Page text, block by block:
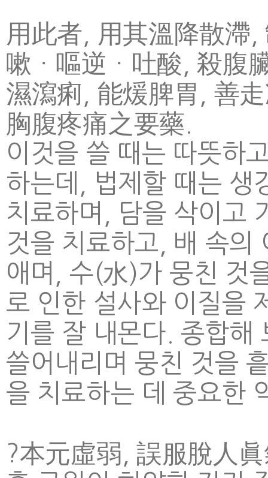
用此者, 用其溫降散滯
嗽ㆍ嘔逆ㆍ吐酸, 殺腹
濕瀉痢, 能煖脾胃, 善
胸腹疼痛之要藥.
이것을 쓸 때는 따뜻하
하는데, 법제할 때는 생
치료하며, 담을 삭이고
것을 치료하고, 배 속의
애며, 수(水)가 뭉친 것
로 인한 설사와 이질을
기를 잘 내몬다. 종합해
쓸어내리며 뭉친 것을
을 치료하는 데 중요한
?本元虛弱, 誤服脫人